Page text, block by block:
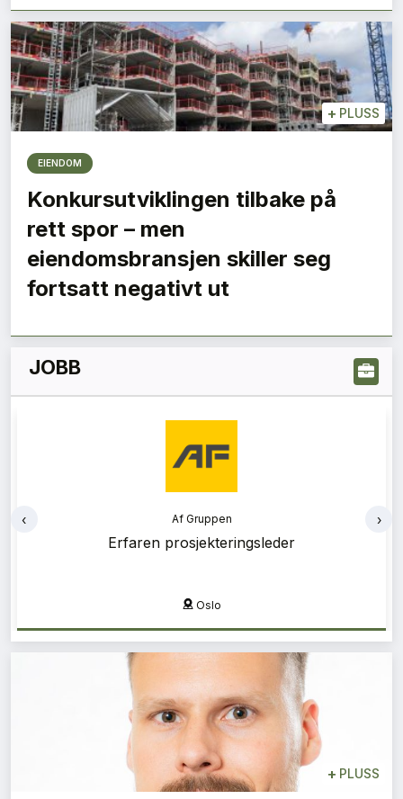
+ PLUSS
EIENDOM
Konkursutviklingen tilbake på
rett spor – men
eiendomsbransjen skiller seg
fortsatt negativt ut
JOBB
Af Gruppen
Erfaren prosjekteringsleder
Oslo
Af Gruppen
Bærekraftsrådgiver
Oslo
‹ ›
+ PLUSS